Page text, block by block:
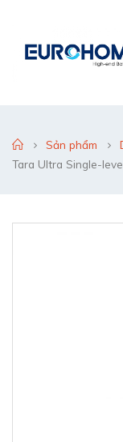
Sản phẩm
Tara Ultra Single-